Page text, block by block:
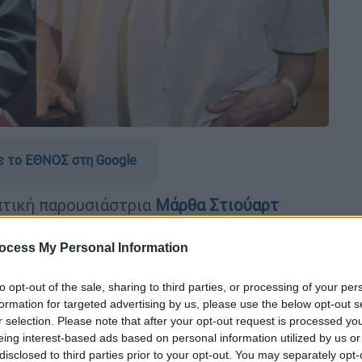
My Personal Information
opt-out of the sale, sharing to third parties, or processing of your
for targeted advertising by us, please use the below opt-out
selection. Please note that after your opt-out request is processed
interest-based ads based on personal information utilized by us
to third parties prior to your opt-out. You may separately
το ΕΘΝΟΣ στη Google
παρουσιάστρια Μάρθα Στιούαρτ
της Έλεν ντε Τζένερις όπου συμμετείχε
και ψέματα. Εκεί θέλησε να αναφερθεί
αλλά τον χώρισα γιατί δεν μπορούσα να
Λέκτερ» έγραφε η κάρτα του